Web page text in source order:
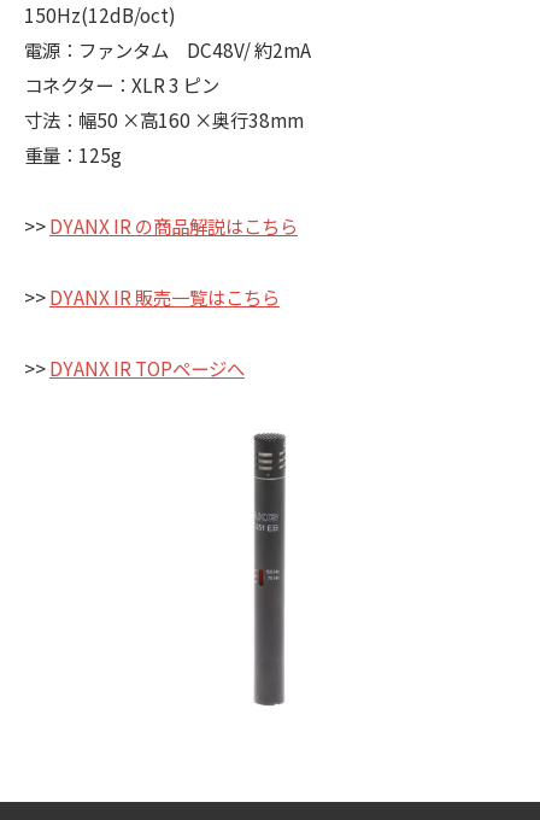
150Hz(12dB/oct)
電源：ファンタム DC48V/ 約2mA
コネクター：XLR 3 ピン
寸法：幅50 ×高160 ×奥行38mm
重量：125g
>>DYANX IR の商品解説はこちら
>>DYANX IR 販売一覧はこちら
>>DYANX IR TOPページへ